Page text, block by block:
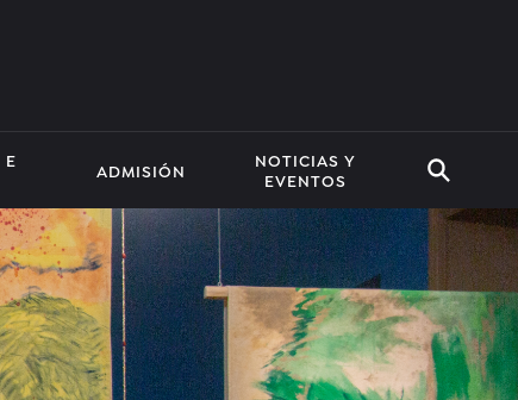
E
ADMISIÓN
NOTICIAS Y
EVENTOS